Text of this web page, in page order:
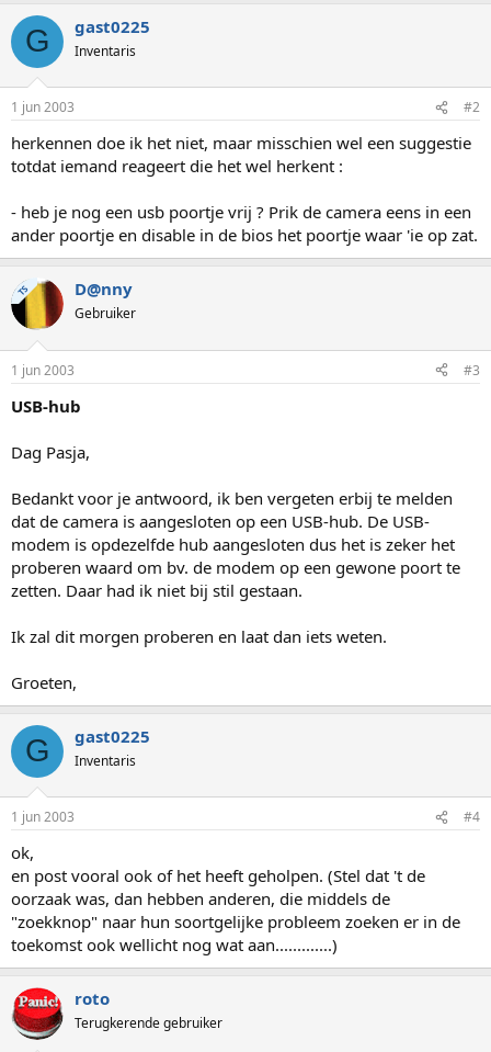
G gast0225
Inventaris
1 jun 2003 #2
herkennen doe ik het niet, maar misschien wel een suggestie
totdat iemand reageert die het wel herkent :
- heb je nog een usb poortje vrij ? Prik de camera eens in een
ander poortje en disable in de bios het poortje waar 'ie op zat.
TS D@nny
Gebruiker
1 jun 2003 #3
USB-hub
Dag Pasja,
Bedankt voor je antwoord, ik ben vergeten erbij te melden
dat de camera is aangesloten op een USB-hub. De USB-
modem is opdezelfde hub aangesloten dus het is zeker het
proberen waard om bv. de modem op een gewone poort te
zetten. Daar had ik niet bij stil gestaan.
Ik zal dit morgen proberen en laat dan iets weten.
Groeten,
G gast0225
Inventaris
1 jun 2003 #4
ok,
en post vooral ook of het heeft geholpen. (Stel dat 't de
oorzaak was, dan hebben anderen, die middels de
"zoekknop" naar hun soortgelijke probleem zoeken er in de
toekomst ook wellicht nog wat aan.............)
roto
Terugkerende gebruiker